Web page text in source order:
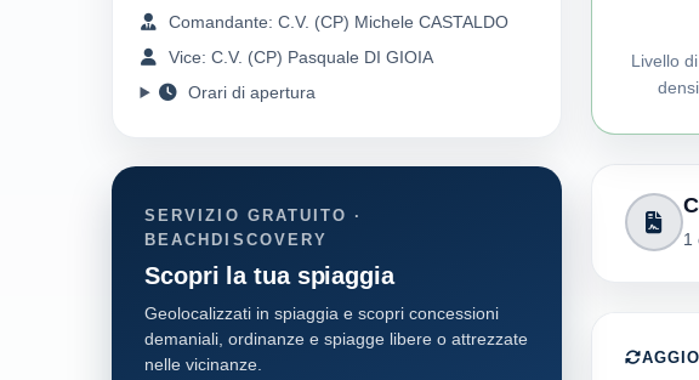
Livello
1
Comandante: C.V. (CP) Michele CASTALDO
Vice: C.V. (CP) Pasquale DI GIOIA
Orari di apertura
SERVIZIO GRATUITO ·
BEACHDISCOVERY
Scopri la tua spiaggia
Geolocalizzati in spiaggia e scopri concessioni
demaniali, ordinanze e spiagge libere o attrezzate
nelle vicinanze.